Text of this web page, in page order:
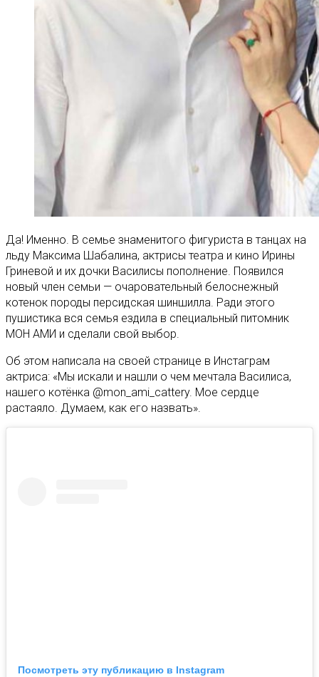
Да! Именно. В семье знаменитого фигуриста в танцах на
льду Максима Шабалина, актрисы театра и кино Ирины
Гриневой и их дочки Василисы пополнение. Появился
новый член семьи — очаровательный белоснежный
котенок породы персидская шиншилла. Ради этого
пушистика вся семья ездила в специальный питомник
МОН АМИ и сделали свой выбор.
Об этом написала на своей странице в Инстаграм
актриса: «Мы искали и нашли о чем мечтала Василиса,
нашего котёнка @mon_ami_cattery. Мое сердце
растаяло. Думаем, как его назвать».
Посмотреть эту публикацию в Instagram